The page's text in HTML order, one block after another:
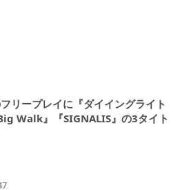
ープレイに『ダイイングライト
Walk』『SIGNALIS』の3タイト